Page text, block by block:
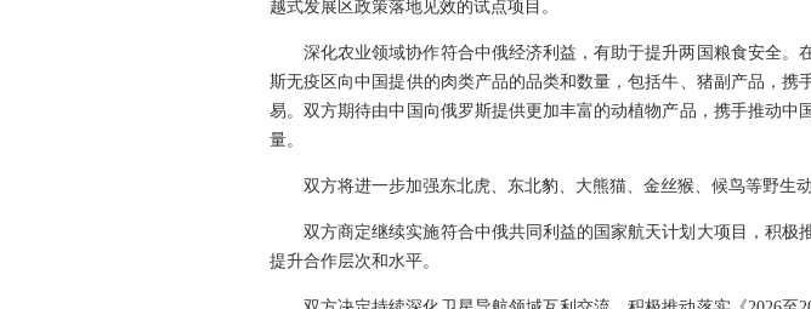
越式发展区政策落地见效的试点项目。
深化农业领域协作符合中俄经济利益，有助于提升两国粮食安全
斯无疫区向中国提供的肉类产品的品类和数量，包括牛、猪副产品，
易。双方期待由中国向俄罗斯提供更加丰富的动植物产品，携手推动
量。
双方将进一步加强东北虎、东北豹、大熊猫、金丝猴、候鸟等野生
双方商定继续实施符合中俄共同利益的国家航天计划大项目，积
提升合作层次和水平。